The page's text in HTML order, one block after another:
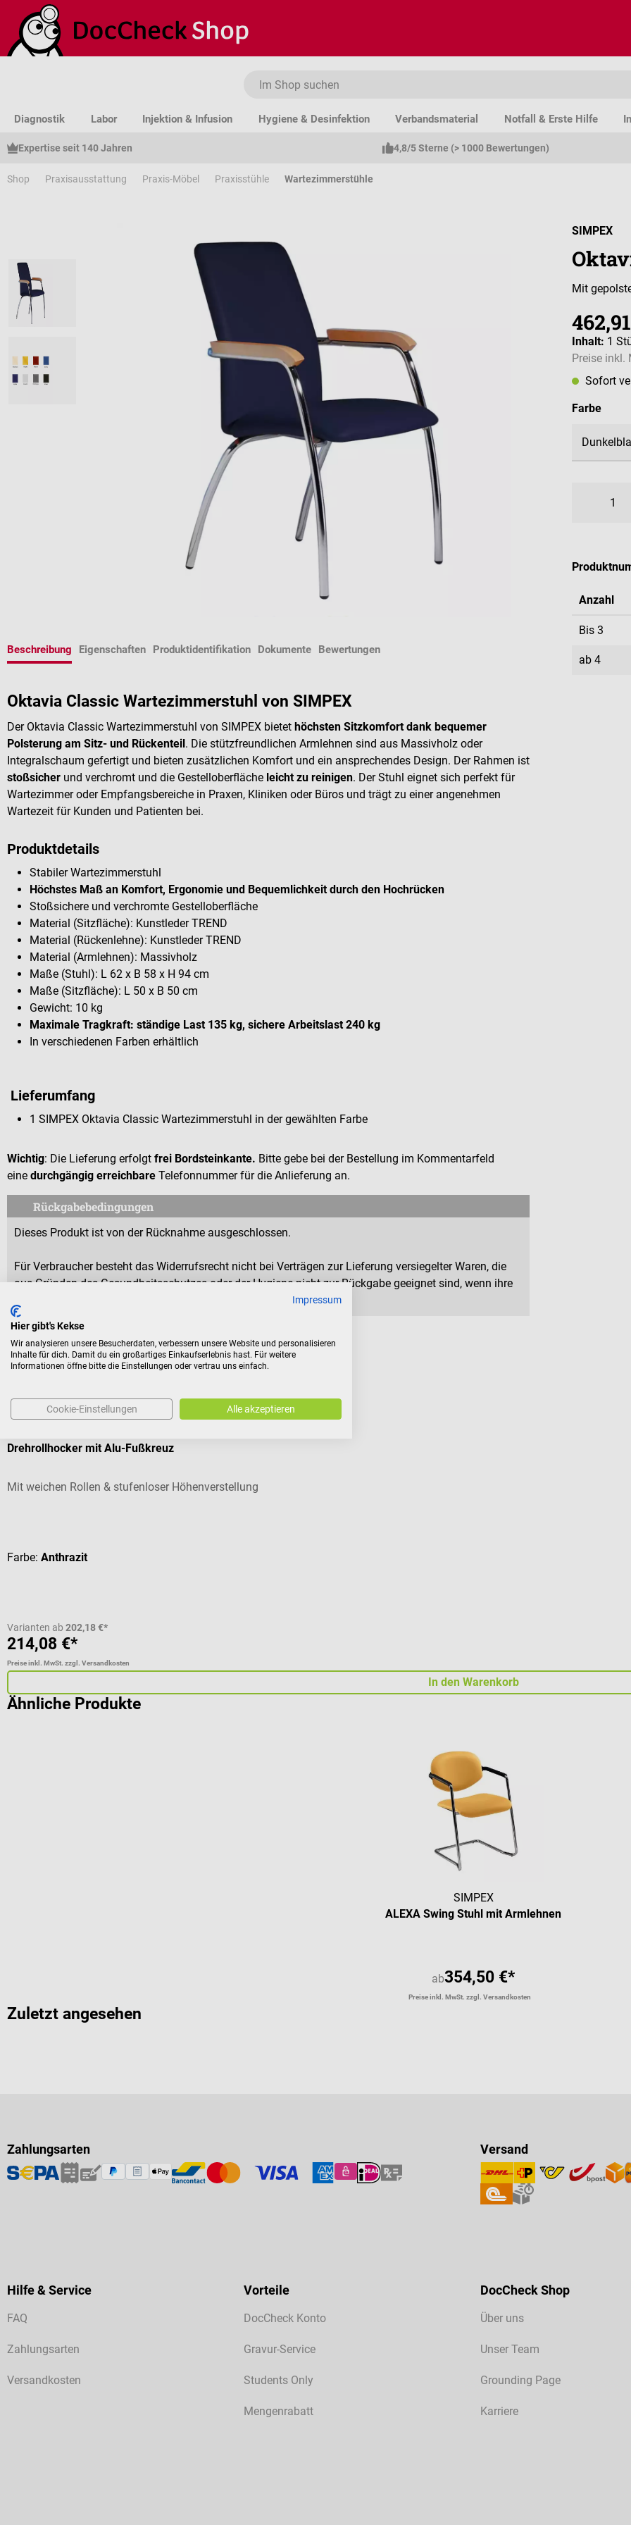
Hauptinhalt springen
Zur Suche springen
Zur Hauptnavigation springen
Diagnostik Labor Injektion & Infusion Hygiene & Desinfektion Verbandsmaterial Notfall & Erste Hilfe
Expertise seit 140 Jahren 4,8/5 Sterne (> 1000 Bewertungen)
Shop Praxisausstattung Praxis-Möbel Praxisstühle Wartezimmerstühle
SIMPEX
Mit
Inhalt: 1
Preise inkl.
Sofort
Farbe
Anzahl
Bis3
ab4
Beschreibung Eigenschaften Produktidentifikation Dokumente Bewertungen
Oktavia Classic Wartezimmerstuhl von SIMPEX
Der Oktavia Classic Wartezimmerstuhl von SIMPEX bietet höchsten Sitzkomfort dank bequemer
Polsterung am Sitz- und Rückenteil . Die stützfreundlichen Armlehnen sind aus Massivholz oder
Integralschaum gefertigt und bieten zusätzlichen Komfort und ein ansprechendes Design. Der Rahmen ist
stoßsicher und verchromt und die Gestelloberfläche leicht zu reinigen. Der Stuhl eignet sich perfekt für
Wartezimmer oder Empfangsbereiche in Praxen, Kliniken oder Büros und trägt zu einer angenehmen
Wartezeit für Kunden und Patienten bei.
Produktdetails
Stabiler Wartezimmerstuhl
Höchstes Maß an Komfort, Ergonomie und Bequemlichkeit durch den Hochrücken
Stoßsichere und verchromte Gestelloberfläche
Material (Sitzfläche): Kunstleder TREND
Material (Rückenlehne): Kunstleder TREND
Material (Armlehnen): Massivholz
Maße (Stuhl): L 62 x B 58 x H 94 cm
Maße (Sitzfläche): L 50 x B 50 cm
Gewicht: 10 kg
Maximale Tragkraft: ständige Last 135 kg, sichere Arbeitslast 240 kg
In verschiedenen Farben erhältlich
Lieferumfang
1 SIMPEX Oktavia Classic Wartezimmerstuhl in der gewählten Farbe
Wichtig: Die Lieferung erfolgt frei Bordsteinkante. Bitte gebe bei der Bestellung im Kommentarfeld
eine durchgängig erreichbare Telefonnummer für die Anlieferung an.
Rückgabebedingungen
Dieses Produkt ist von der Rücknahme ausgeschlossen.
Für Verbraucher besteht das Widerrufsrecht nicht bei Verträgen zur Lieferung versiegelter Waren, die
aus Gründen des Gesundheitsschutzes oder der Hygiene nicht zur Rückgabe geeignet sind, wenn ihre
Drehrollhocker mit Alu-Fußkreuz
Mit weichen Rollen & stufenloser Höhenverstellung
Farbe: Anthrazit
Varianten ab 202,18 €*
214,08 €*
Preise inkl. MwSt. zzgl. Versandkosten
In den Warenkorb
Ähnliche Produkte
SIMPEX
ALEXA Swing Stuhl mit Armlehnen
ab354,50 €*
Preise inkl. MwSt. zzgl. Versandkosten
Zuletzt angesehen
Zahlungsarten Versand
Hilfe & Service
FAQ
Zahlungsarten
Versandkosten
Vorteile
DocCheck Konto
Gravur-Service
Students Only
Mengenrabatt
DocCheck Shop
Über uns
Unser Team
Grounding Page
Karriere
Impressum
Hier gibt's Kekse
Wir analysieren unsere Besucherdaten, verbessern unsere Website und personalisieren
Inhalte für dich. Damit du ein großartiges Einkaufserlebnis hast. Für weitere
Informationen öffne bitte die Einstellungen oder vertrau uns einfach.
Cookie-Einstellungen Alle akzeptieren